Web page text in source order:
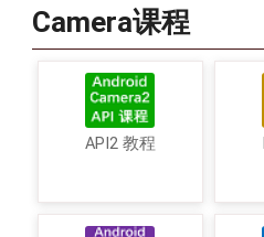
Camera课程
API2 教程